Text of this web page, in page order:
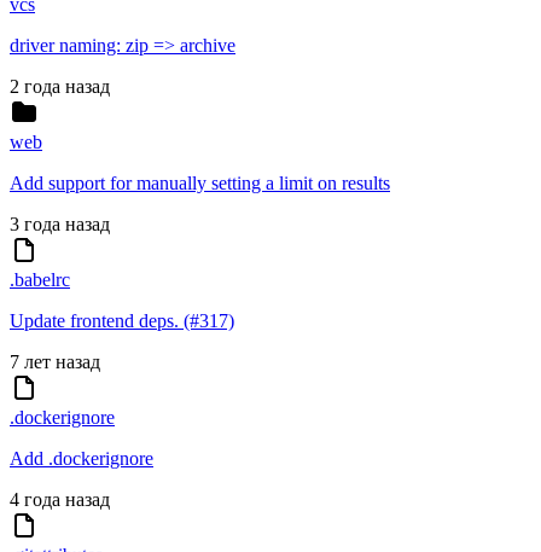
vcs
driver naming: zip => archive
2 года назад
web
Add support for manually setting a limit on results
3 года назад
.babelrc
Update frontend deps. (#317)
7 лет назад
.dockerignore
Add .dockerignore
4 года назад